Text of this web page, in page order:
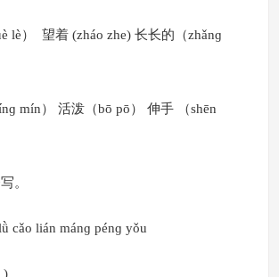
lè） 望着 (zháo zhe) 长长的（zhǎnɡ
mín） 活泼（bō pō） 伸手 （shēn
。
cǎo lián mánɡ pénɡ yǒu
)